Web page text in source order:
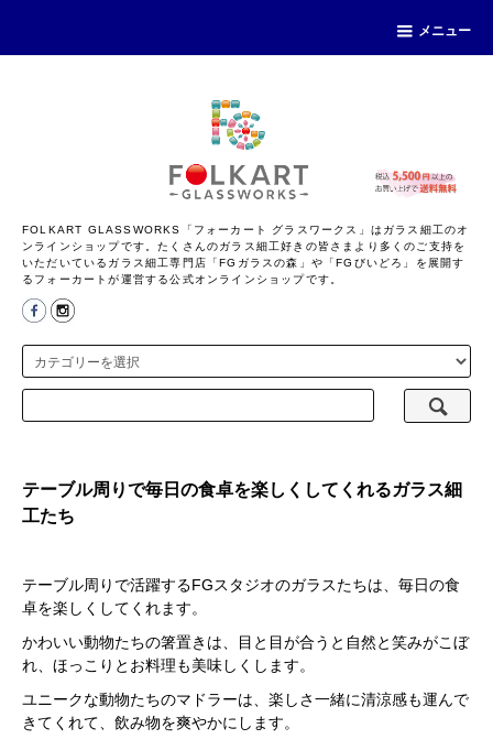
メニュー
FOLKART GLASSWORKS「フォーカート グラスワークス」はガラス細工のオ
ンラインショップです。たくさんのガラス細工好きの皆さまより多くのご支持を
いただいているガラス細工専門店「FGガラスの森」や「FGびいどろ」を展開す
るフォーカートが運営する公式オンラインショップです。
テーブル周りで毎日の食卓を楽しくしてくれるガラス細
工たち
テーブル周りで活躍するFGスタジオのガラスたちは、毎日の食
卓を楽しくしてくれます。
かわいい動物たちの箸置きは、目と目が合うと自然と笑みがこぼ
れ、ほっこりとお料理も美味しくします。
ユニークな動物たちのマドラーは、楽しさ一緒に清涼感も運んで
きてくれて、飲み物を爽やかにします。